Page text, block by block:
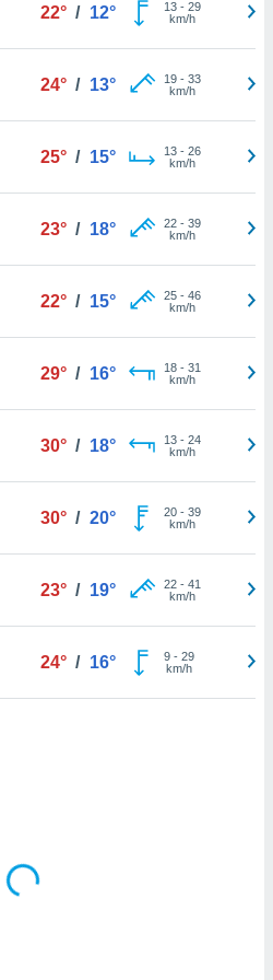
22° / 12° 13- 29
km/h
24° / 13° 19- 33
km/h
25° / 15° 13- 26
km/h
23° / 18° 22- 39
km/h
22° / 15° 25- 46
km/h
29° / 16° 18- 31
km/h
30° / 18° 13- 24
km/h
30° / 20° 20- 39
km/h
23° / 19° 22- 41
km/h
24° / 16° 9- 29
km/h